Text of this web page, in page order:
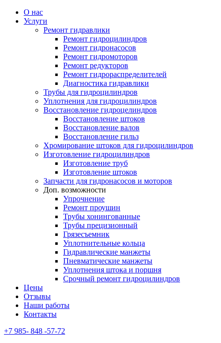
О нас
Услуги
Ремонт гидравлики
Ремонт гидроцилиндров
Ремонт гидронасосов
Ремонт гидромоторов
Ремонт редукторов
Ремонт гидрораспределителей
Диагностика гидравлики
Трубы для гидроцилиндров
Уплотнения для гидроцилиндров
Восстановление гидроцелиндров
Восстановление штоков
Восстановление валов
Восстановление гильз
Хромирование штоков для гидроцилиндров
Изготовление гидроцилиндров
Изготовление труб
Изготовление штоков
Запчасти для гидронасосов и моторов
Доп. возможности
Упрочнение
Ремонт проушин
Трубы хонингованные
Трубы прецизионный
Грязесъемник
Уплотнительные кольца
Гидравлические манжеты
Пневматические манжеты
Уплотнения штока и поршня
Срочный ремонт гидроцилиндров
Цены
Отзывы
Наши работы
Контакты
+7 985- 848 -57-72